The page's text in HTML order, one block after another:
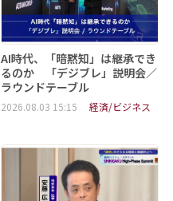
AI時代、「暗黙知」は継承でき
るのか 「デジブレ」説明会／
ラウンドテーブル
2026.08.03 15:15 経済/ビジネス